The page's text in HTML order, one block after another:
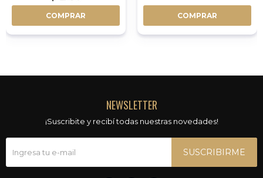
HSLN01)
COMPRAR COMPRAR
NEWSLETTER
¡Suscribite y recibí todas nuestras novedades!
SUSCRIBIRME